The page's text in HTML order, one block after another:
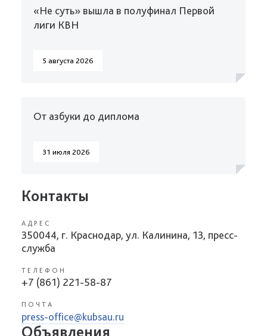
«Не суть» вышла в полуфинал Первой
лиги КВН
5 августа 2026
От азбуки до диплома
31 июля 2026
Контакты
АДРЕС
350044, г. Краснодар, ул. Калинина, 13, пресс-
служба
ТЕЛЕФОН
+7 (861) 221-58-87
ПОЧТА
press-office@kubsau.ru
Объявления